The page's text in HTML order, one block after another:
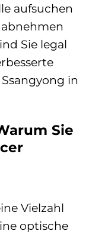
aufsuchen
Sie legal
in
Sie
Vielzahl
optische